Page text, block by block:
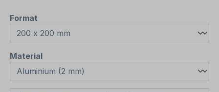
Format
Materialauswählen